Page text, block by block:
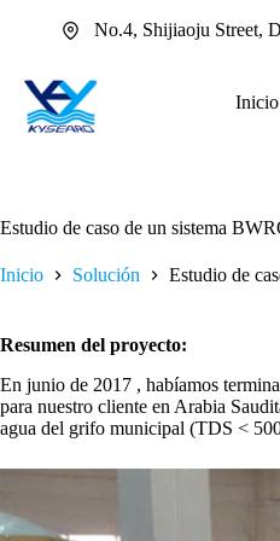
No.4, Shijiaoju Street,
Inicio
Estudio de caso de un sistema
Inicio Solución Estudio de
Resumen del proyecto:
En junio de 2017 , habíamos
para nuestro cliente en Arabia
agua del grifo municipal (TDS <